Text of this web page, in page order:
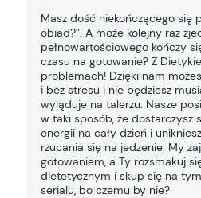
Masz dość niekończącego się
obiad?”. A może kolejny raz
pełnowartościowego kończy
czasu na gotowanie? Z
problemach! Dzięki nam
i bez stresu i nie będziesz
wyląduje na talerzu. Nasze
w taki sposób, że dostarczysz
energii na cały dzień i
rzucania się na jedzenie. My
gotowaniem, a Ty rozsmakuj
dietetycznym i skup się na
serialu, bo czemu by nie?